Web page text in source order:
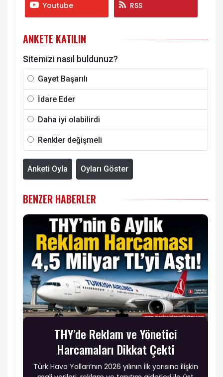
Youtube RSS
ANKETE KATILIN
Sitemizi nasıl buldunuz?
Gayet Başarılı
İdare Eder
Daha iyi olabilirdi
Renkler değişmeli
Anketi Oyla Oyları Göster
BENZER HABERLER
THY’de Reklam ve Yönetici
Harcamaları Dikkat Çekti
Türk Hava Yolları’nın 2026 yılının ilk yarısına ilişkin